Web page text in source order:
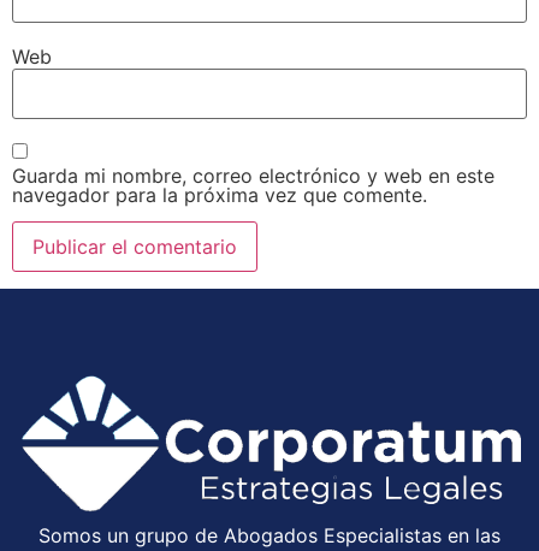
Web
Guarda mi nombre, correo electrónico y web en este
navegador para la próxima vez que comente.
Somos un grupo de Abogados Especialistas en las